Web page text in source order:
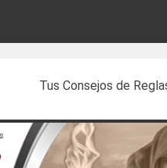
Tus Consejos de